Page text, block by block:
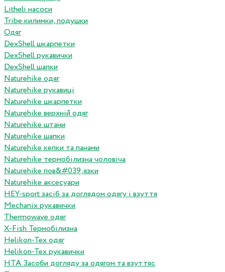
Litheli насоси
Tribe килимки, подушки
Одяг
DexShell шкарпетки
DexShell рукавички
DexShell шапки
Naturehike одяг
Naturehike рукавиці
Naturehike шкарпетки
Naturehike верхній одяг
Naturehike штани
Naturehike шапки
Naturehike кепки та панами
Naturehike термобілизна чоловіча
Naturehike пов&#039;язки
Naturehike аксесуари
HEY-sport засіб за доглядом одягу і взуття
Mechanix рукавички
Thermowave одяг
X-Fish Термобілизна
Helikon-Tex одяг
Helikon-Tex рукавички
HTA Засоби догляду за одягом та взуттяс